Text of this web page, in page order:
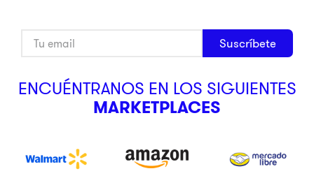
Suscríbete
ENCUÉNTRANOS EN LOS SIGUIENTES
MARKETPLACES